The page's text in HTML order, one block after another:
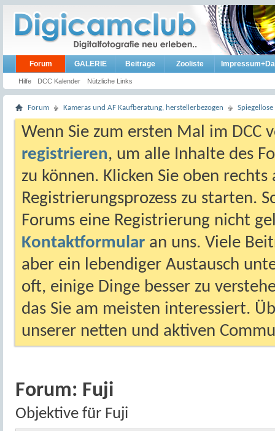
Forum
Hilfe DCC Kalender Nützliche Links
GALERIE Beiträge Zooliste
Forum Kameras und AF Kaufberatung, herstellerbezogen
Wenn Sie zum ersten Mal im DCC
registrieren, um alle Inhalte des
zu können. Klicken Sie oben
Registrierungsprozess zu starten.
Forums eine Registrierung nicht
Kontaktformular an uns. Viele
aber ein lebendiger Austausch
oft, einige Dinge besser zu
das Sie am meisten interessiert.
unserer netten und aktiven
Forum: Fuji
Objektive für Fuji